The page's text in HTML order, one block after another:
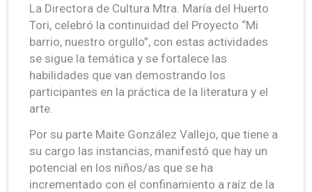
La Directora de Cultura Mtra. María del Huerto
Tori, celebró la continuidad del Proyecto “Mi
barrio, nuestro orgullo”, con estas actividades
se sigue la temática y se fortalece las
habilidades que van demostrando los
participantes en la práctica de la literatura y el
arte.
Por su parte Maite González Vallejo, que tiene a
su cargo las instancias, manifestó que hay un
potencial en los niños/as que se ha
incrementado con el confinamiento a raíz de la